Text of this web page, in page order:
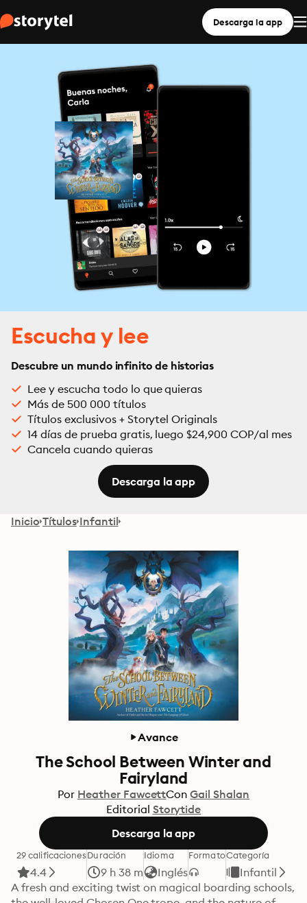
Descarga la app
Escucha y lee
Descubre un mundo infinito de historias
Lee y escucha todo lo que quieras
Más de 500 000 títulos
Títulos exclusivos + Storytel Originals
14 días de prueba gratis, luego $24,900 COP/al mes
Cancela cuando quieras
Descarga la app
Inicio Títulos Infantil
Avance
The School Between Winter and
Fairyland
Por Heather FawcettCon Gail Shalan
Editorial Storytide
Descarga la app
29 calificaciones
4.4
Duración
9 h 38 m
Idioma
Inglés
FormatoCategoría
Infantil
A fresh and exciting twist on magical boarding schools,